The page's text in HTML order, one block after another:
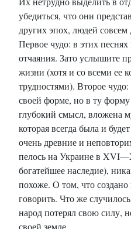
убедиться, что они
других эпох, людей совсем
Первое чудо: в этих
отчаяния. Зато услышите
жизни (хотя и со всеми ее
трудностями). Второе
своей форме, но в ту
глубокий смысл, вложена
которая всегда была и
очень древние и
пелось на Украине в
богатейшее наследие),
похоже. О том, что
говорить. Что же
народ потерял свою силу,
своей земле.